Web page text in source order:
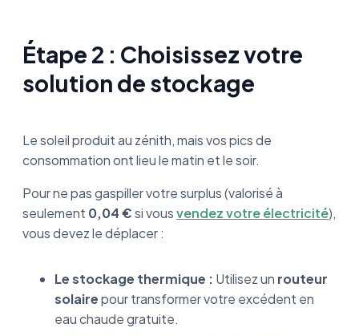
Étape 2 : Choisissez votre
solution de stockage
Le soleil produit au zénith, mais vos pics de
consommation ont lieu le matin et le soir.
Pour ne pas gaspiller votre surplus (valorisé à
seulement 0,04 €si vousvendez votre électricité),
vous devez le déplacer :
Le stockage thermique : Utilisez un routeur
solairepour transformer votre excédent en
eau chaude gratuite.